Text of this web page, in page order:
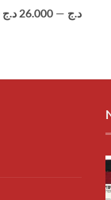
8.800 د.ج —26.000 د.ج